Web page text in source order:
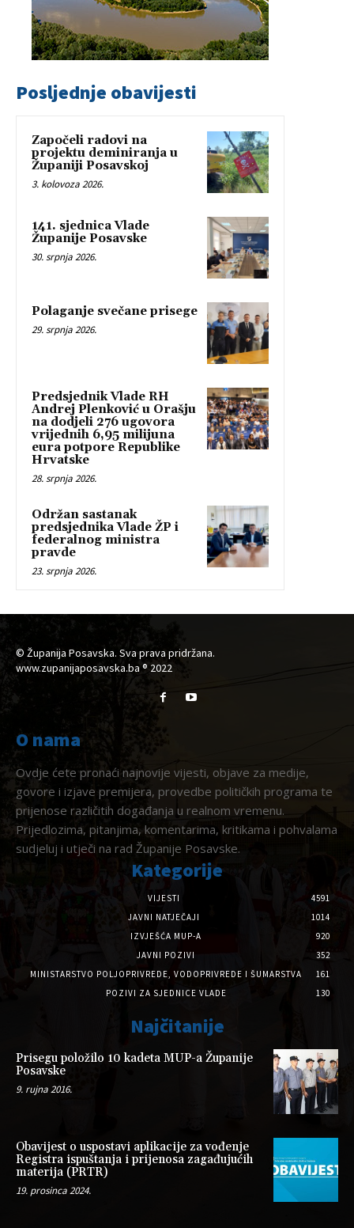
Posljednje obavijesti
Započeli radovi na
projektu deminiranja u
Županiji Posavskoj
3. kolovoza 2026.
141. sjednica Vlade
Županije Posavske
30. srpnja 2026.
Polaganje svečane prisege
29. srpnja 2026.
Predsjednik Vlade RH
Andrej Plenković u Orašju
na dodjeli 276 ugovora
vrijednih 6,95 milijuna
eura potpore Republike
Hrvatske
28. srpnja 2026.
Održan sastanak
predsjednika Vlade ŽP i
federalnog ministra
pravde
23. srpnja 2026.
© Županija Posavska. Sva prava pridržana.
www.zupanijaposavska.ba ® 2022
O nama
Ovdje ćete pronaći najnovije vijesti, objave za medije,
govore i izjave premijera, provedbe političkih programa te
prijenose različitih događanja u realnom vremenu.
Prijedlozima, pitanjima, komentarima, kritikama i pohvalama
sudjeluj i utječi na rad Županije Posavske.
Kategorije
VIJESTI
4591
JAVNI NATJEČAJI
1014
IZVJEŠĆA MUP-A
920
JAVNI POZIVI
352
MINISTARSTVO POLJOPRIVREDE, VODOPRIVREDE I ŠUMARSTVA
161
POZIVI ZA SJEDNICE VLADE
130
Najčitanije
Prisegu položilo 10 kadeta MUP-a Županije
Posavske
9. rujna 2016.
Obavijest o uspostavi aplikacije za vođenje
Registra ispuštanja i prijenosa zagađujućih
materija (PRTR)
19. prosinca 2024.